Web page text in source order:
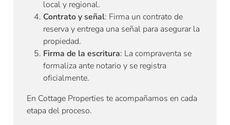
local y regional.
Contrato y señal: Firma un contrato de
reserva y entrega una señal para asegurar la
propiedad.
Firma de la escritura: La compraventa se
formaliza ante notario y se registra
oficialmente.
En Cottage Properties te acompañamos en cada
etapa del proceso.